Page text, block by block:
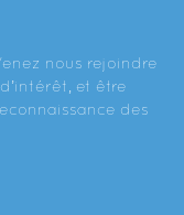
nous rejoindre
et être
des